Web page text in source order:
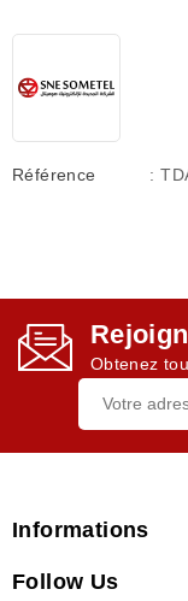
Référence :
Obtenez
Informations
Follow Us